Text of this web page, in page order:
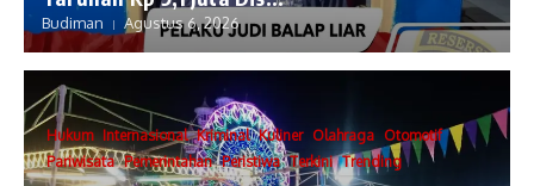
Budiman Agustus 6, 2026
Hukum Internasional Kriminal Kuliner Olahraga Otomotif
Pariwisata Pemerintahan Peristiwa Terkini Trending